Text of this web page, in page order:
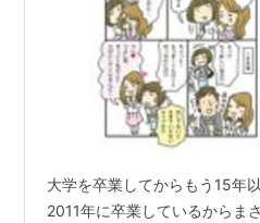
大学を卒業してからもう15年
2011年に卒業しているからま